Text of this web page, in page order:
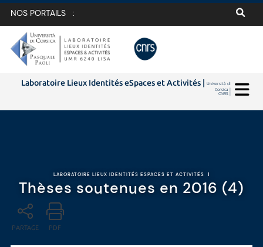
NOS PORTAILS :
Laboratoire Lieux Identités eSpaces et Activités |Università di
Corsica |
CNRS |
LABORATOIRE LIEUX IDENTITÉS ESPACES ET ACTIVITÉS |
Thèses soutenues en 2016 (4)
PARTAGE PDF